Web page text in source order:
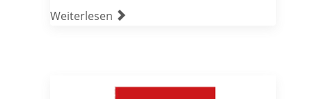
Weiterlesen